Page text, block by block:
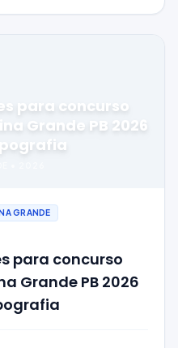
para concurso
Grande PB 2026
GRANDE
para concurso
Grande PB 2026